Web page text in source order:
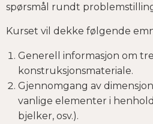
spørsmål rundt
Kurset vil dekke følgende
Generell informasjon om
konstruksjonsmateriale.
Gjennomgang av
vanlige elementer i henhold
bjelker, osv.).